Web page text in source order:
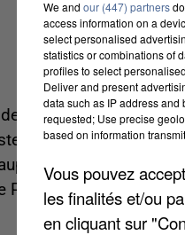
ministres a acté le
de préfet des
directeur de
Paris. Également très
We and our (447) partners
access information on a
select personalised
statistics or combinations of
profiles to select
Deliver and present
data such as IP address
requested; Use precise
based on information
Vous pouvez
les finalités et/ou
en cliquant sur